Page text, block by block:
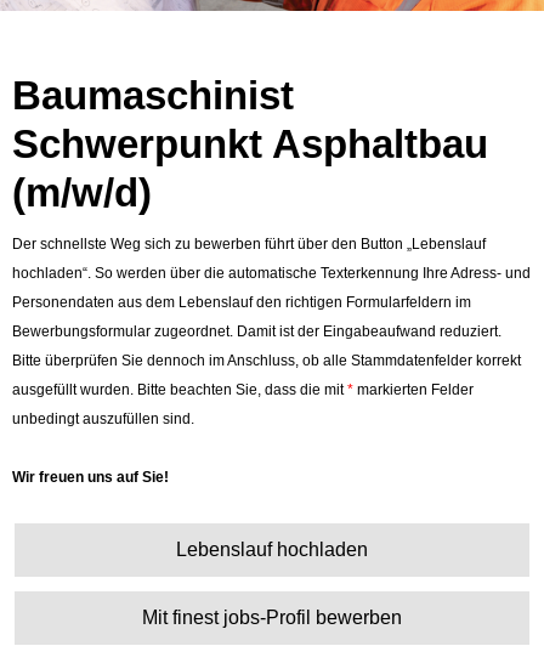
Baumaschinist
Schwerpunkt Asphaltbau
(m/w/d)
Der schnellste Weg sich zu bewerben führt über den Button „Lebenslauf
hochladen“. So werden über die automatische Texterkennung Ihre Adress- und
Personendaten aus dem Lebenslauf den richtigen Formularfeldern im
Bewerbungsformular zugeordnet. Damit ist der Eingabeaufwand reduziert.
Bitte überprüfen Sie dennoch im Anschluss, ob alle Stammdatenfelder korrekt
ausgefüllt wurden. Bitte beachten Sie, dass die mit* markierten Felder
unbedingt auszufüllen sind.
Wir freuen uns auf Sie!
Lebenslauf hochladen
Mit finest jobs-Profil bewerben